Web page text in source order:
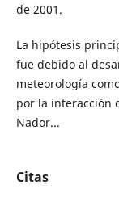
de 2001.
La hipótesis
fue debido al
meteorología
por la interacción
Nador...
Citas